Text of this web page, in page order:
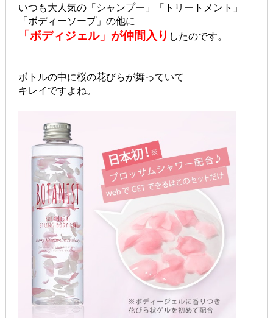
いつも大人気の「シャンプー」「トリートメント」
「ボディーソープ」の他に
「ボディジェル」が仲間入り したのです。
ボトルの中に桜の花びらが舞っていて
キレイですよね。